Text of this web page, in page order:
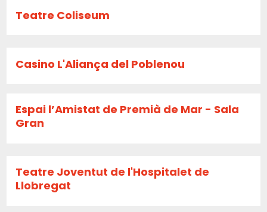
Teatre Coliseum
Casino L'Aliança del Poblenou
Espai l’Amistat de Premià de Mar - Sala
Gran
Teatre Joventut de l'Hospitalet de
Llobregat